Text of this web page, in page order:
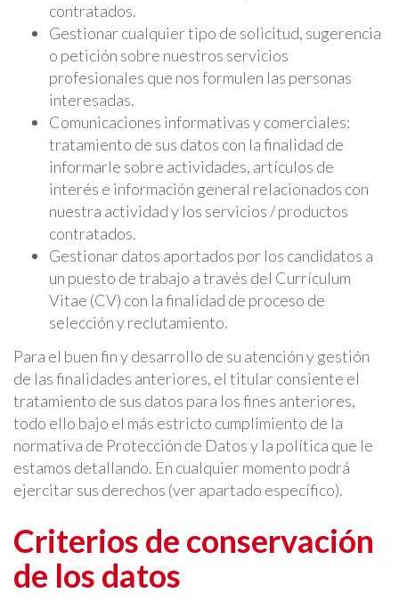
contratados.
Gestionar cualquier tipo de solicitud, sugerencia
o petición sobre nuestros servicios
profesionales que nos formulen las personas
interesadas.
Comunicaciones informativas y comerciales:
tratamiento de sus datos con la finalidad de
informarle sobre actividades, artículos de
interés e información general relacionados con
nuestra actividad y los servicios / productos
contratados.
Gestionar datos aportados por los candidatos a
un puesto de trabajo a través del Currículum
Vitae (CV) con la finalidad de proceso de
selección y reclutamiento.
Para el buen fin y desarrollo de su atención y gestión
de las finalidades anteriores, el titular consiente el
tratamiento de sus datos para los fines anteriores,
todo ello bajo el más estricto cumplimiento de la
normativa de Protección de Datos y la política que le
estamos detallando. En cualquier momento podrá
ejercitar sus derechos (ver apartado específico).
Criterios de conservación
de los datos